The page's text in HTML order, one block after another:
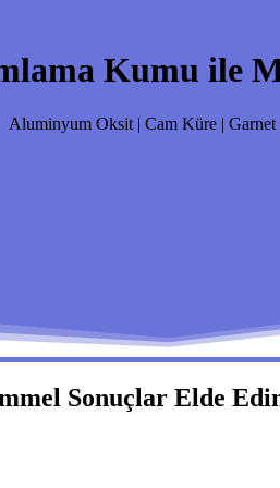
Kumu ile
Aluminyum Oksit | Cam Küre | Garnet
Sonuçlar Elde